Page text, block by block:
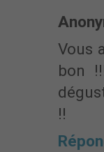
Vous
bon
!!